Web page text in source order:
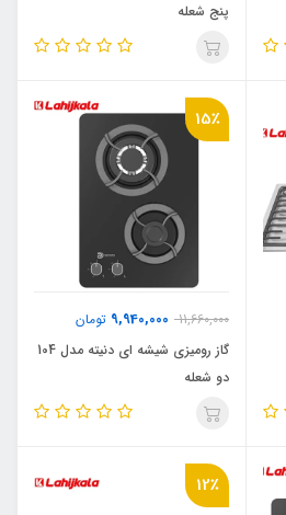
پنج شعله
15٪
11,660,000
9,940,000 تومان
گاز رومیزی شیشه ای دنیته مدل 104
دو شعله
12٪